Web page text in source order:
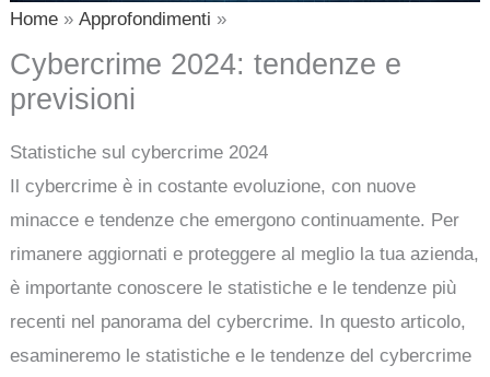
Home Approfondimenti
Cybercrime 2024: tendenze e
previsioni
Statistiche sul cybercrime 2024
Il cybercrime è in costante evoluzione, con nuove
minacce e tendenze che emergono continuamente. Per
rimanere aggiornati e proteggere al meglio la tua azienda,
è importante conoscere le statistiche e le tendenze più
recenti nel panorama del cybercrime. In questo articolo,
esamineremo le statistiche e le tendenze del cybercrime